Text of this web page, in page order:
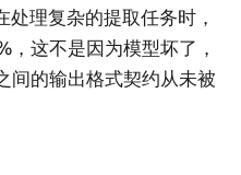
处理复杂的提取任务时，
，这不是因为模型坏了，
间的输出格式契约从未被